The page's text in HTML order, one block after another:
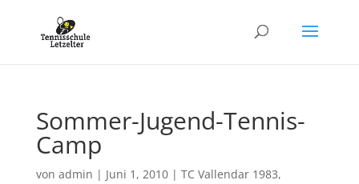
Sommer-Jugend-Tennis-
Camp
von admin | Juni 1, 2010| TC Vallendar 1983,